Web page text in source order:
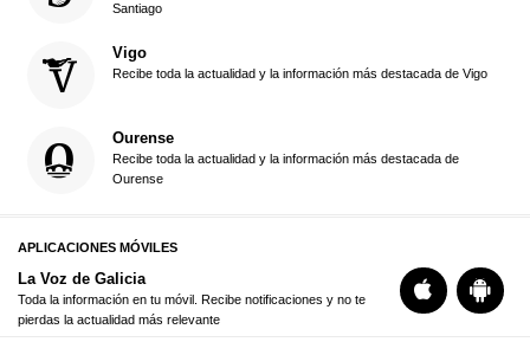
Santiago
Vigo
Recibe toda la actualidad y la información más destacada de Vigo
Ourense
Recibe toda la actualidad y la información más destacada de
Ourense
APLICACIONES MÓVILES
La Voz de Galicia
Toda la información en tu móvil. Recibe notificaciones y no te
pierdas la actualidad más relevante